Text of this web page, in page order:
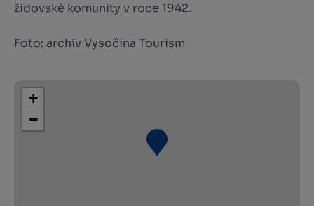
židovské komunity v roce 1942.
Foto: archiv Vysočina Tourism
+
−